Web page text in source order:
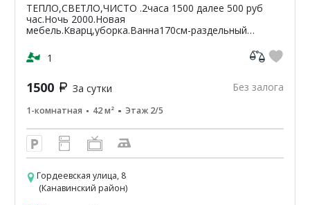
ТЕПЛО,СВЕТЛО,ЧИСТО .2часа 1500 далее 500 руб
час.Ночь 2000.Новая
мебель.Кварц,уборка.Ванна170см-раздельный
кв-42м2.ЦУМ,Шайба,Аптеки,банкомат-Сбербанк
ВТБ,Пятерочка.Чи...
1
1500 За сутки Без залога
1-комнатная 42 м² Этаж 2/5
Гордеевская улица, 8
(Канавинский район)